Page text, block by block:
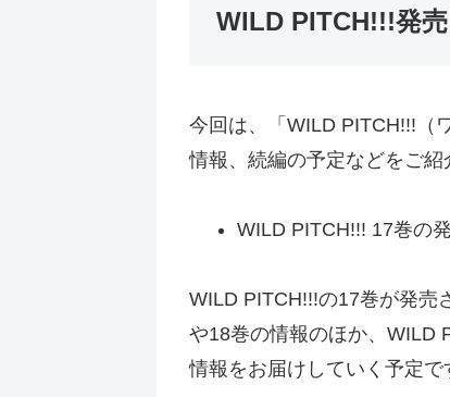
WILD PITCH!!!発
今回は、「WILD PITCH!!!（
情報、続編の予定などをご紹
WILD PITCH!!! 17巻の
WILD PITCH!!!の17巻が発売
や18巻の情報のほか、WILD
情報をお届けしていく予定で